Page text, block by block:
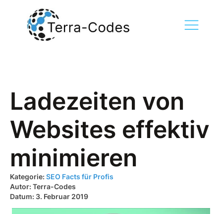
Ladezeiten von
Websites effektiv
minimieren
Kategorie: SEO Facts für Profis
Autor: Terra-Codes
Datum: 3. Februar 2019